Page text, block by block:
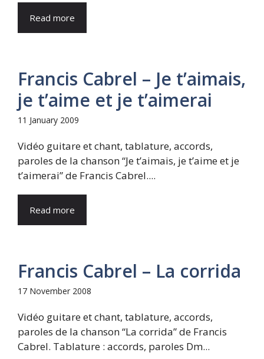
Read more
Francis Cabrel – Je t’aimais,
je t’aime et je t’aimerai
11 January 2009
Vidéo guitare et chant, tablature, accords,
paroles de la chanson “Je t’aimais, je t’aime et je
t’aimerai” de Francis Cabrel....
Read more
Francis Cabrel – La corrida
17 November 2008
Vidéo guitare et chant, tablature, accords,
paroles de la chanson “La corrida” de Francis
Cabrel. Tablature : accords, paroles Dm...